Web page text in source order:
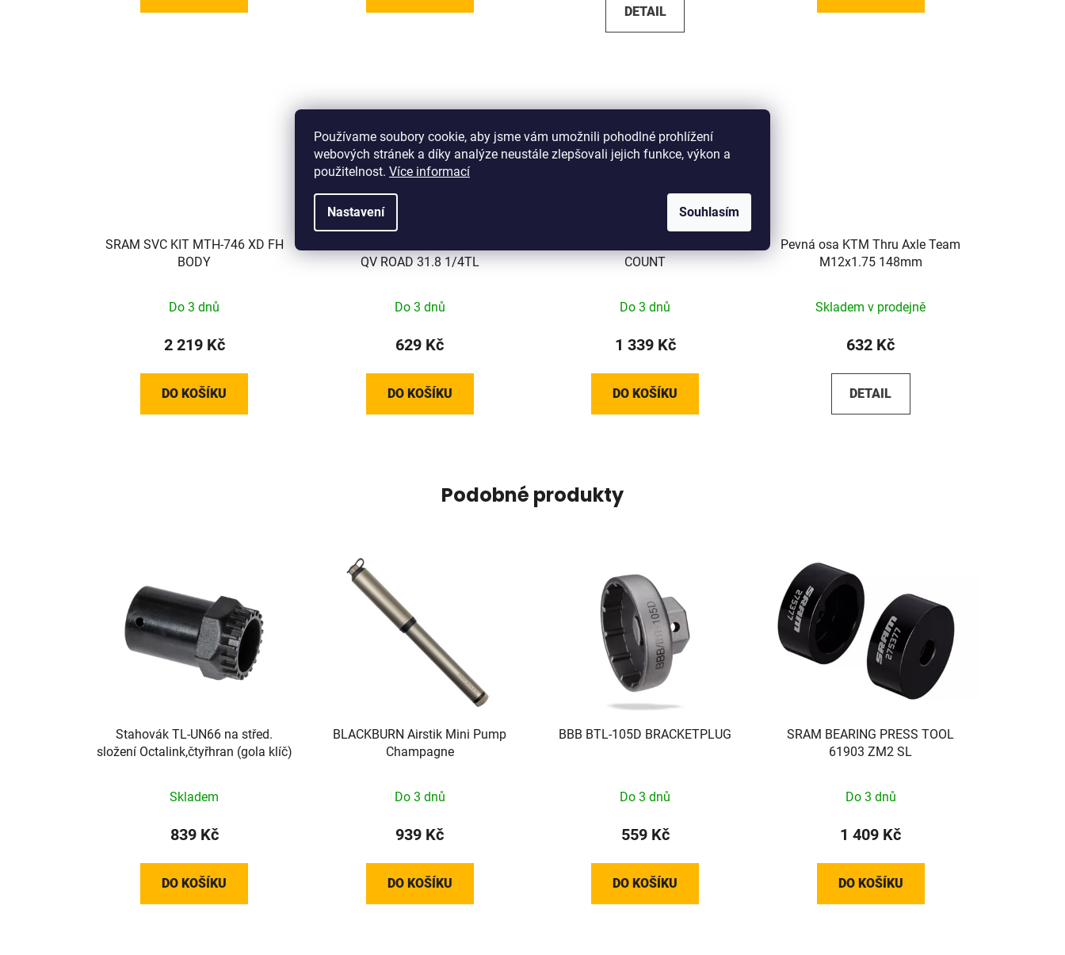
Používame soubory cookie, aby jsme vám umožnili pohodlné prohlížení
webových stránek a díky analýze neustále zlepšovali jejich funkce, výkon a
použitelnost. Více informací
Nastavení Souhlasím
DETAIL
SRAM SVC KIT MTH-746 XD FH
BODY
Do 3 dnů
2 219 Kč
DO KOŠÍKU
QV ROAD 31.8 1/4TL
Do 3 dnů
629 Kč
DO KOŠÍKU
COUNT
Do 3 dnů
1 339 Kč
DO KOŠÍKU
Pevná osa KTM Thru Axle Team
M12x1.75 148mm
Skladem v prodejně
632 Kč
DETAIL
Podobné produkty
Stahovák TL-UN66 na střed.
složení Octalink,čtyřhran (gola klíč)
Skladem
839 Kč
DO KOŠÍKU
BLACKBURN Airstik Mini Pump
Champagne
Do 3 dnů
939 Kč
DO KOŠÍKU
BBB BTL-105D BRACKETPLUG
Do 3 dnů
559 Kč
DO KOŠÍKU
SRAM BEARING PRESS TOOL
61903 ZM2 SL
Do 3 dnů
1 409 Kč
DO KOŠÍKU